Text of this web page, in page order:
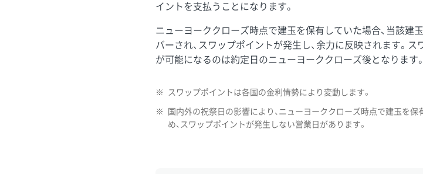
イントを支払うことになります。
ニューヨーククローズ時点で建玉を保有していた場合、当該建
バーされ、スワップポイントが発生し、余力に反映されます。
が可能になるのは約定日のニューヨーククローズ後となります
※ スワップポイントは各国の金利情勢により変動します。
※
国内外の祝祭日の影響により、ニューヨーククローズ時点で建玉を
め、スワップポイントが発生しない営業日があります。